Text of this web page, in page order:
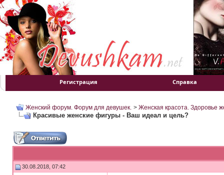
Регистрация Справка
Женский форум. Форум для девушек. > Женская красота. Здоровье
Красивые женские фигуры - Ваш идеал и цель?
30.08.2018, 07:42